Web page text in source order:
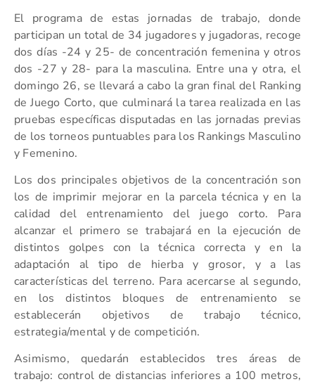
El programa de estas jornadas de trabajo, donde
participan un total de 34 jugadores y jugadoras, recoge
dos días -24 y 25- de concentración femenina y otros
dos -27 y 28- para la masculina. Entre una y otra, el
domingo 26, se llevará a cabo la gran final del Ranking
de Juego Corto, que culminará la tarea realizada en las
pruebas específicas disputadas en las jornadas previas
de los torneos puntuables para los Rankings Masculino
y Femenino.
Los dos principales objetivos de la concentración son
los de imprimir mejorar en la parcela técnica y en la
calidad del entrenamiento del juego corto. Para
alcanzar el primero se trabajará en la ejecución de
distintos golpes con la técnica correcta y en la
adaptación al tipo de hierba y grosor, y a las
características del terreno. Para acercarse al segundo,
en los distintos bloques de entrenamiento se
establecerán objetivos de trabajo técnico,
estrategia/mental y de competición.
Asimismo, quedarán establecidos tres áreas de
trabajo: control de distancias inferiores a 100 metros,